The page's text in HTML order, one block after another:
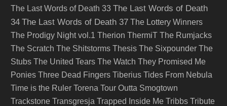
The Last Words of Death 33 The Last Words of Death
34 The Last Words of Death 37 The Lottery Winners
The Prodigy Night vol.1 Therion ThermiT The Rumjacks
The Scratch The Shitstorms Thesis The Sixpounder The
Stubs The United Tears The Watch They Promised Me
Ponies Three Dead Fingers Tiberius Tides From Nebula
Time is the Ruler Torena Tour Outta Smogtown
Trackstone Transgresja Trapped Inside Me Tribbs Tribute